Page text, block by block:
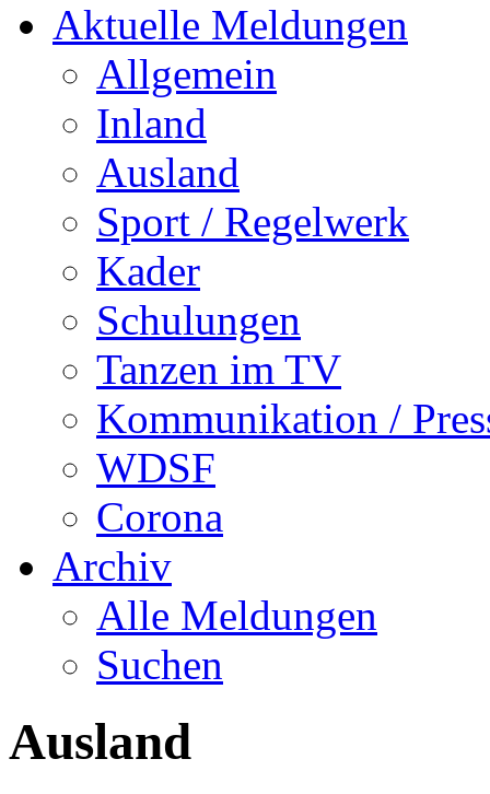
Aktuelle Meldungen
Allgemein
Inland
Ausland
Sport / Regelwerk
Kader
Schulungen
Tanzen im TV
Kommunikation /
WDSF
Corona
Archiv
Alle Meldungen
Suchen
Ausland